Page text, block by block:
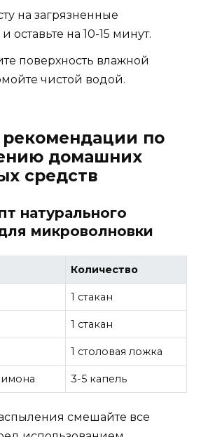
на загрязненные
оставьте на 10-15 минут.
поверхность влажной
чистой водой.
по
домашних
средств
натурального
микроволновки
Количество
1 стакан
1 стакан
1 столовая ложка
3-5 капель
смешайте все